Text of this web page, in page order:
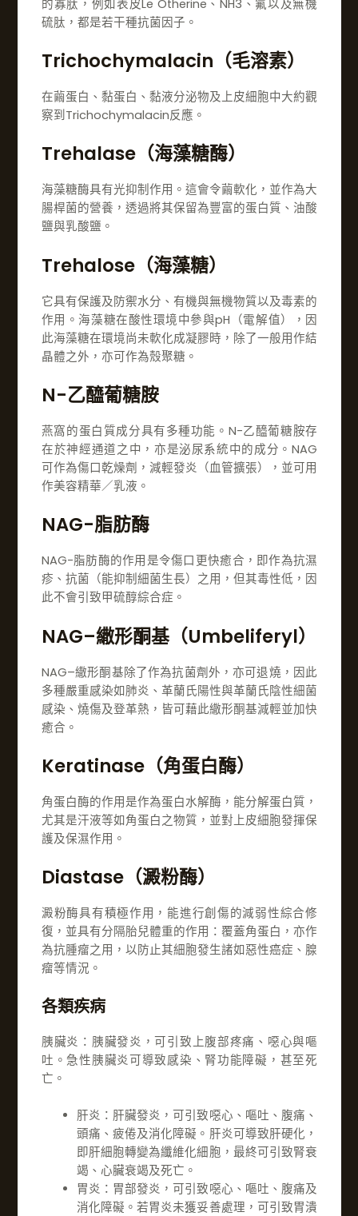
的寡肽，例如表皮Le Otherine、NH3、氟以及無機
硫肽，都是若干種抗菌因子。
Trichochymalacin（毛溶素）
在繭蛋白、黏蛋白、黏液分泌物及上皮細胞中大約觀
察到Trichochymalacin反應。
Trehalase（海藻糖酶）
海藻糖酶具有光抑制作用。這會令繭軟化，並作為大
腸桿菌的營養，透過將其保留為豐富的蛋白質、油酸
鹽與乳酸鹽。
Trehalose（海藻糖）
它具有保護及防禦水分、有機與無機物質以及毒素的
作用。海藻糖在酸性環境中參與pH（電解值），因
此海藻糖在環境尚未軟化成凝膠時，除了一般用作結
晶體之外，亦可作為殼聚糖。
N-乙醯葡糖胺
燕窩的蛋白質成分具有多種功能。N-乙醯葡糖胺存
在於神經通道之中，亦是泌尿系統中的成分。NAG
可作為傷口乾燥劑，減輕發炎（血管擴張），並可用
作美容精華／乳液。
NAG-脂肪酶
NAG-脂肪酶的作用是令傷口更快癒合，即作為抗濕
疹、抗菌（能抑制細菌生長）之用，但其毒性低，因
此不會引致甲硫醇綜合症。
NAG–繖形酮基（Umbeliferyl）
NAG–繖形酮基除了作為抗菌劑外，亦可退燒，因此
多種嚴重感染如肺炎、革蘭氏陽性與革蘭氏陰性細菌
感染、燒傷及登革熱，皆可藉此繖形酮基減輕並加快
癒合。
Keratinase（角蛋白酶）
角蛋白酶的作用是作為蛋白水解酶，能分解蛋白質，
尤其是汗液等如角蛋白之物質，並對上皮細胞發揮保
護及保濕作用。
Diastase（澱粉酶）
澱粉酶具有積極作用，能進行創傷的減弱性綜合修
復，並具有分隔胎兒體重的作用：覆蓋角蛋白，亦作
為抗腫瘤之用，以防止其細胞發生諸如惡性癌症、腺
瘤等情況。
各類疾病
胰臟炎：胰臟發炎，可引致上腹部疼痛、噁心與嘔
吐。急性胰臟炎可導致感染、腎功能障礙，甚至死
亡。
肝炎：肝臟發炎，可引致噁心、嘔吐、腹痛、
頭痛、疲倦及消化障礙。肝炎可導致肝硬化，
即肝細胞轉變為纖維化細胞，最終可引致腎衰
竭、心臟衰竭及死亡。
胃炎：胃部發炎，可引致噁心、嘔吐、腹痛及
消化障礙。若胃炎未獲妥善處理，可引致胃潰